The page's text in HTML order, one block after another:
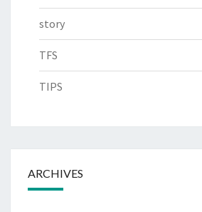
story
TFS
TIPS
ARCHIVES